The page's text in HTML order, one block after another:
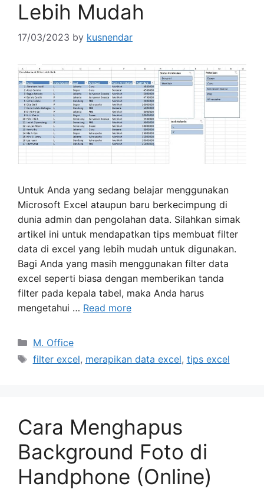
Lebih Mudah
17/03/2023 by kusnendar
Untuk Anda yang sedang belajar menggunakan
Microsoft Excel ataupun baru berkecimpung di
dunia admin dan pengolahan data. Silahkan simak
artikel ini untuk mendapatkan tips membuat filter
data di excel yang lebih mudah untuk digunakan.
Bagi Anda yang masih menggunakan filter data
excel seperti biasa dengan memberikan tanda
filter pada kepala tabel, maka Anda harus
mengetahui … Read more
Categories
M. Office
Tags
filter excel, merapikan data excel, tips excel
Cara Menghapus
Background Foto di
Handphone (Online)